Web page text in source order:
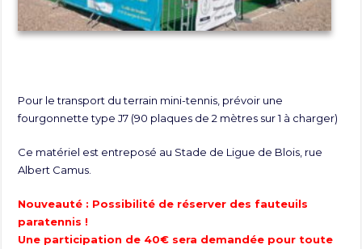
Pour le transport du terrain mini-tennis, prévoir une
fourgonnette type J7 (90 plaques de 2 mètres sur 1 à charger)
Ce matériel est entreposé au Stade de Ligue de Blois, rue
Albert Camus.
Nouveauté : Possibilité de réserver des fauteuils
paratennis !
Une participation de 40€ sera demandée pour toute